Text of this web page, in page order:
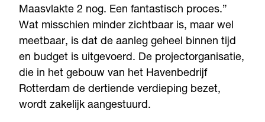
Maasvlakte 2 nog. Een fantastisch proces.”
Wat misschien minder zichtbaar is, maar wel
meetbaar, is dat de aanleg geheel binnen tijd
en budget is uitgevoerd. De projectorganisatie,
die in het gebouw van het Havenbedrijf
Rotterdam de dertiende verdieping bezet,
wordt zakelijk aangestuurd.